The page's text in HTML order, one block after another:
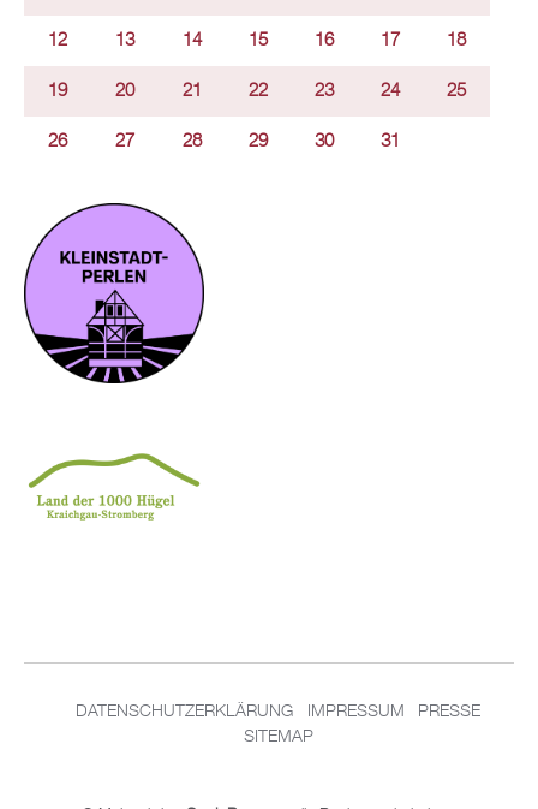
12 13 14 15 16 17 18
19 20 21 22 23 24 25
26 27 28 29 30 31
DATENSCHUTZERKLÄRUNG IMPRESSUM
PRESSE
SITEMAP